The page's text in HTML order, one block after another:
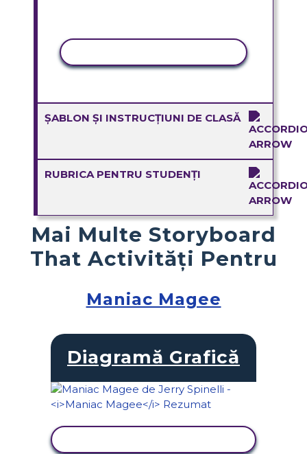
ȘABLON ȘI INSTRUCȚIUNI DE CLASĂ
RUBRICA PENTRU STUDENȚI
Mai Multe Storyboard
That Activități Pentru
Maniac Magee
Diagramă Grafică